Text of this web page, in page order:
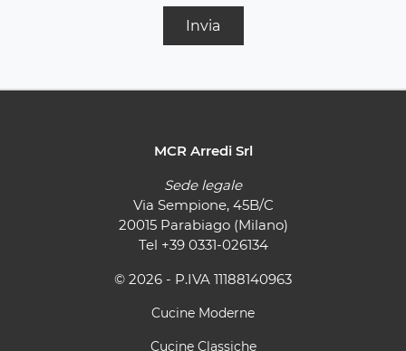
Invia
MCR Arredi Srl
Sede legale
Via Sempione, 45B/C
20015 Parabiago (Milano)
Tel +39 0331-026134
© 2026 - P.IVA 11188140963
Cucine Moderne
Cucine Classiche